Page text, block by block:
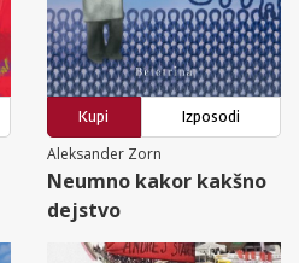
Kupi
Izposodi
Aleksander Zorn
Neumno kakor kakšno
dejstvo